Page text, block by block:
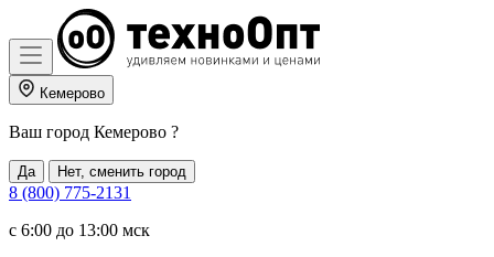
Кемерово
Ваш город Кемерово ?
Да Нет, сменить город
8 (800) 775-2131
c 6:00 до 13:00 мск